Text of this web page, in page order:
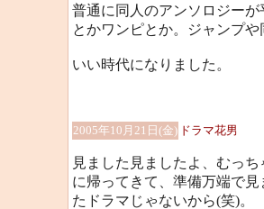
普通に同人のアンソロジー
とかワンピとか。ジャンプ
いい時代になりました。
2005年10月21日(金) ドラマ花男
見ました見ましたよ、むっ
に帰ってきて、準備万端で
たドラマじゃないから(笑)。